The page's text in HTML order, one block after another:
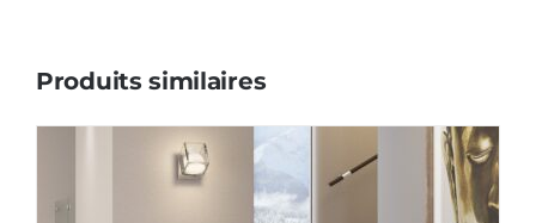
Produits similaires